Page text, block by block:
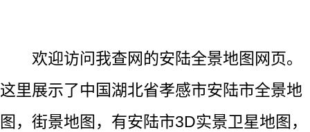
欢迎访问我查网的安陆全景地图网页。
这里展示了中国湖北省孝感市安陆市全景地
图，街景地图，有安陆市3D实景卫星地图，